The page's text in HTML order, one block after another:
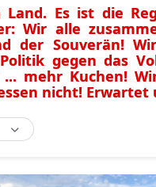
Es ist die
Wir alle
der Souverän!
gegen das
mehr Kuchen!
nicht! Erwartet